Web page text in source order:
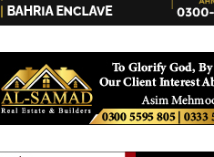
دکانات
2.3 مرلہ